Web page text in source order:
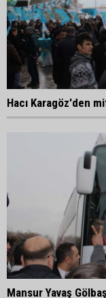
Hacı Karagöz'den
Mansur Yavaş